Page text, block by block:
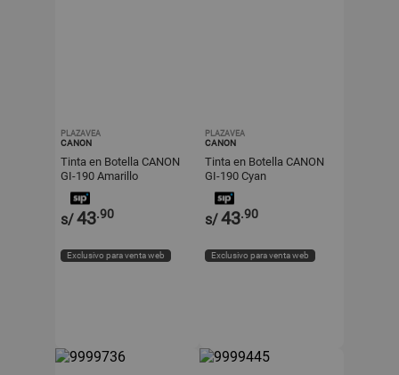
PLAZAVEA
CANON
Tinta en Botella CANON
GI-190 Amarillo
s/43.90
Exclusivo para venta web
PLAZAVEA
CANON
Tinta en Botella CANON
GI-190 Cyan
s/43.90
Exclusivo para venta web